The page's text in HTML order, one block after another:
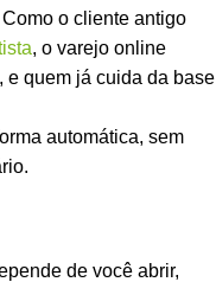
o cliente antigo
, o varejo online
e quem já cuida da base
automática, sem
de você abrir,